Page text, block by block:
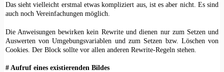
Das sieht vielleicht erstmal etwas kompliziert aus, ist es aber nicht. Es sind
auch noch Vereinfachungen möglich.
Die Anweisungen bewirken kein Rewrite und dienen nur zum Setzen und
Auswerten von Umgebungsvariablen und zum Setzen bzw. Löschen von
Cookies. Der Block sollte vor allen anderen Rewrite-Regeln stehen.
# Aufruf eines existierenden Bildes